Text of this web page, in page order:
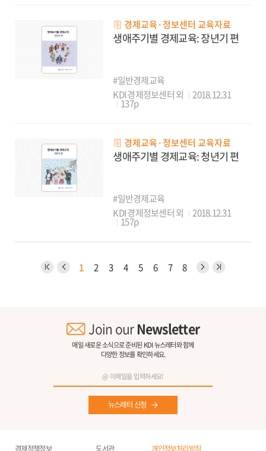
경제교육·정보센터 교육자료
생애주기별 경제교육: 장년기 편
#일반경제교육
KDI 경제정보센터 외
2018.12.31
137p
경제교육·정보센터 교육자료
생애주기별 경제교육: 청년기 편
#일반경제교육
KDI 경제정보센터 외
2018.12.31
157p
1 2 3 4 5 6 7 8
Join ourNewsletter
매일 새로운 소식으로 준비된 KDI 뉴스레터와 함께
다양한 정보를 확인하세요.
뉴스레터 신청
경제정책정보 도서관 개인정보처리방침